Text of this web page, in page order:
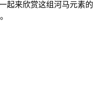
起来欣赏这组河马元素的